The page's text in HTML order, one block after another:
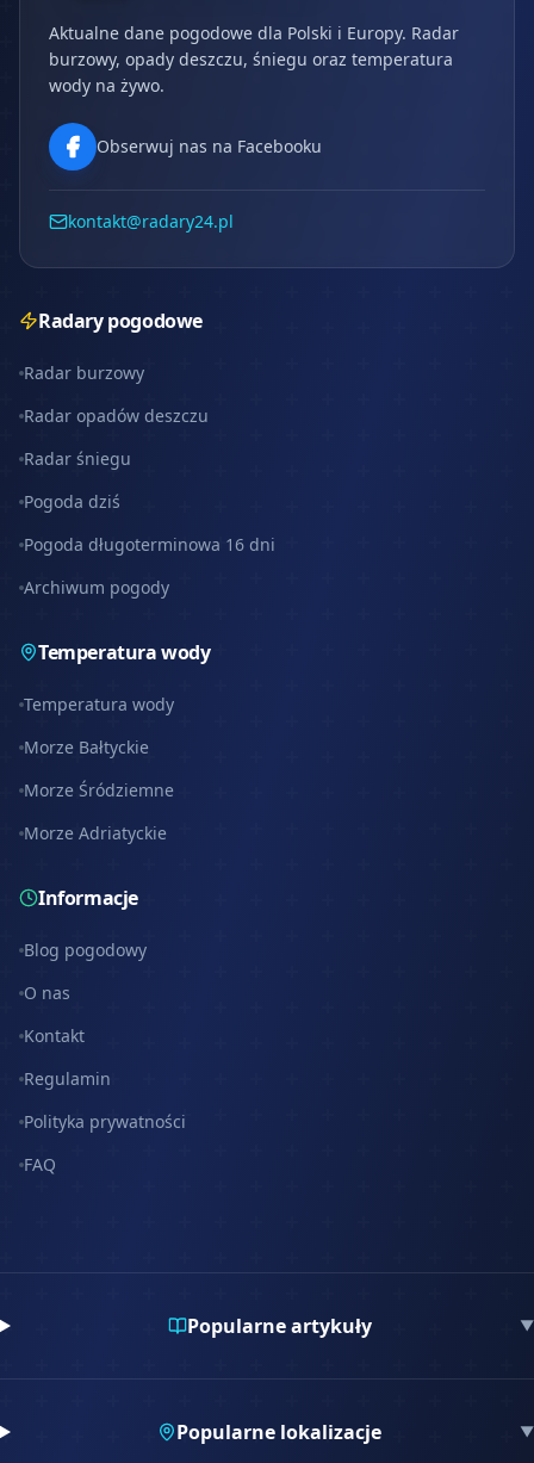
Aktualne dane pogodowe dla Polski i Europy. Radar
burzowy, opady deszczu, śniegu oraz temperatura
wody na żywo.
Obserwuj nas na Facebooku
kontakt@radary24.pl
Radary pogodowe
Radar burzowy
Radar opadów deszczu
Radar śniegu
Pogoda dziś
Pogoda długoterminowa 16 dni
Archiwum pogody
Temperatura wody
Temperatura wody
Morze Bałtyckie
Morze Śródziemne
Morze Adriatyckie
Informacje
Blog pogodowy
O nas
Kontakt
Regulamin
Polityka prywatności
FAQ
Popularne artykuły ▼
Popularne lokalizacje ▼